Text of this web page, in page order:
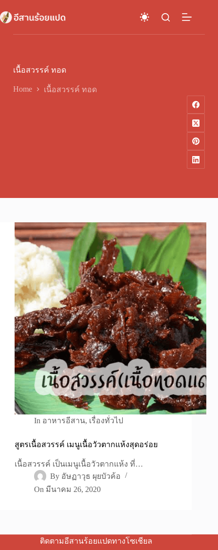
to
content
เนื้อสวรรค์ ทอด
Home เนื้อสวรรค์ ทอด
In อาหารอีสาน, เรื่องทั่วไป
สูตรเนื้อสวรรค์ เมนูเนื้อวัวตากแห้งสุดอร่อย
เนื้อสวรรค์ เป็นเมนูเนื้อวัวตากแห้ง ที่…
By อัษฏาวุธ ผุยบัวค้อ
On มีนาคม 26, 2020
ติดตามอีสานร้อยแปดทางโซเชียล